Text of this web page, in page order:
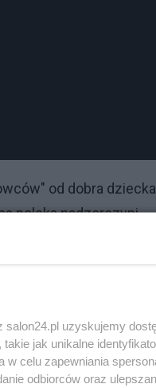
od dobra
polska nadzorczyni
Postanowienie, że
(ale tylko dla matki i
uzyskujemy
jak unikalne
w celu zapewniania
odbiorców oraz